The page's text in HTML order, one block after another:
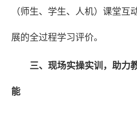
（师生、学生、人机）课堂互
展的全过程学习评价。
三、现场实操实训，助力
能